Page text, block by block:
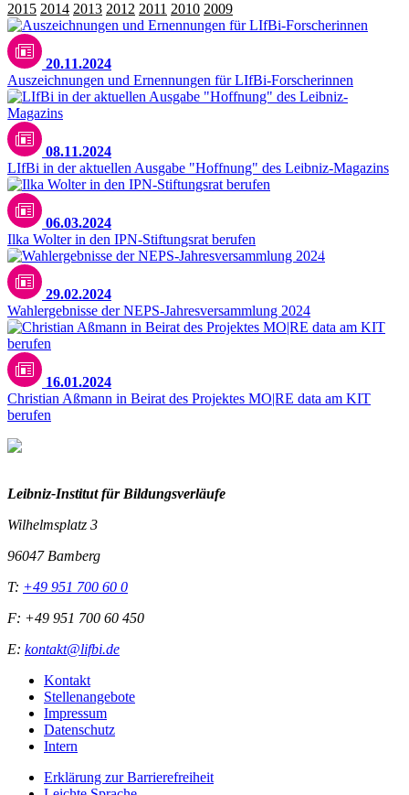
2015 2014 2013 2012 2011 2010 2009
20.11.2024
Auszeichnungen und Ernennungen für LIfBi-Forscherinnen
08.11.2024
LIfBi in der aktuellen Ausgabe "Hoffnung" des Leibniz-Magazins
06.03.2024
Ilka Wolter in den IPN-Stiftungsrat berufen
TU Dortmund/privat
29.02.2024
Wahlergebnisse der NEPS-Jahresversammlung 2024
16.01.2024
Christian Aßmann in Beirat des Projektes MO|RE data am KIT
berufen
Leibniz-Institut für Bildungsverläufe
Wilhelmsplatz 3
96047 Bamberg
T: +49 951 700 60 0
F: +49 951 700 60 450
E: kontakt@lifbi.de
Kontakt
Stellenangebote
Impressum
Datenschutz
Intern
Erklärung zur Barrierefreiheit